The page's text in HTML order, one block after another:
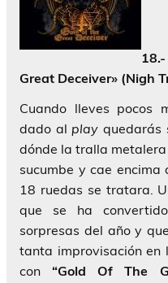
Great Deceiver» (Nigh
Cuando lleves pocos
dado al play quedarás
dónde la tralla
sucumbe y cae
18 ruedas se tratara.
que se ha
sorpresas del año y
tanta improvisación en
con“Gold Of The